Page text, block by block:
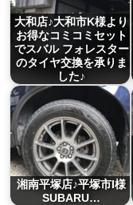
大和店♪大和市K様より
お得なコミコミセット
でスバル フォレスター
のタイヤ交換を承りま
した♪
湘南平塚店♪平塚市I様
SUBARU…